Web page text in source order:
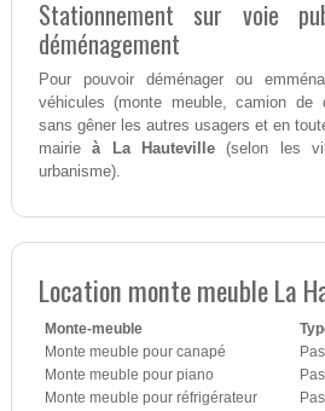
Stationnement sur voie
déménagement
Pour pouvoir déménager ou
véhicules (monte meuble, camion de
sans gêner les autres usagers et en
mairieà La Hauteville(selon les
urbanisme).
Location monte meuble La
Monte-meuble
Monte meuble pour canapé
Monte meuble pour piano
Monte meuble pour réfrigérateur